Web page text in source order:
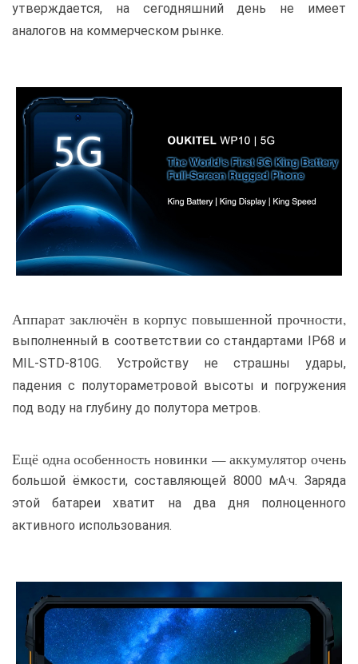
утверждается, на сегодняшний день не имеет
аналогов на коммерческом рынке.
Аппарат заключён в корпус повышенной прочности,
выполненный в соответствии со стандартами IP68 и
MIL-STD-810G. Устройству не страшны удары,
падения с полутораметровой высоты и погружения
под воду на глубину до полутора метров.
Ещё одна особенность новинки — аккумулятор очень
большой ёмкости, составляющей 8000 мА·ч. Заряда
этой батареи хватит на два дня полноценного
активного использования.